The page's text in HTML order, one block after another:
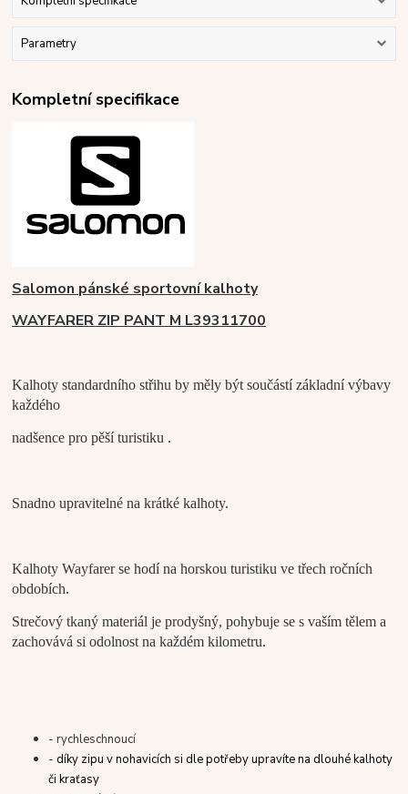
Parametry
Kompletní specifikace
Salomon pánské sportovní kalhoty
WAYFARER ZIP PANT M L39311700
Kalhoty standardního střihu by měly být součástí základní výbavy
každého
nadšence pro pěší turistiku .
Snadno upravitelné na krátké kalhoty.
Kalhoty Wayfarer se hodí na horskou turistiku ve třech ročních
obdobích.
Strečový tkaný materiál je prodyšný, pohybuje se s vaším tělem a
zachovává si odolnost na každém kilometru.
- rychleschnoucí
-díky zipu v nohavicích si dle potřeby upravíte na dlouhé kalhoty
či kraťasy